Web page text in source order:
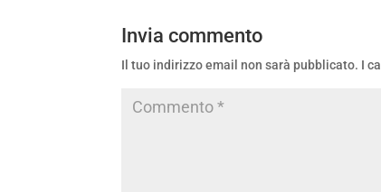
Invia commento
Il tuo indirizzo email non sarà pubblicato. I